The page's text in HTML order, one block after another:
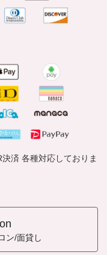
済 各種対応しておりま
ン/面貸し